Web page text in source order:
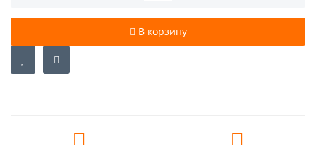
В корзину